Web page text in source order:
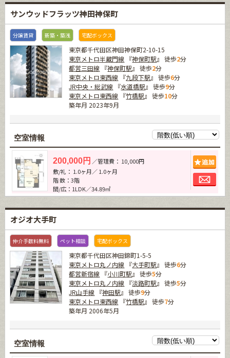
サンウッドフラッツ神田神保町
分譲賃貸 新築・築浅 宅配ボックス
東京都千代田区神田神保町2-10-15
東京メトロ半蔵門線 『神保町駅』 徒歩2分
都営三田線 『神保町駅』 徒歩2分
東京メトロ東西線 『九段下駅』 徒歩6分
JR中央・総武線 『水道橋駅』 徒歩9分
東京メトロ東西線 『竹橋駅』 徒歩10分
築年月 2023年9月
空室情報
200,000円 ／管理費： 10,000円
敷/礼： 1.0ヶ月／ 1.0ヶ月
階 数：3階
間/広：1LDK／34.89㎡
オジオ大手町
仲介手数料無料 ペット相談 宅配ボックス
東京都千代田区神田錦町1-5-5
東京メトロ丸ノ内線 『大手町駅』 徒歩6分
都営新宿線 『小川町駅』 徒歩5分
東京メトロ丸ノ内線 『淡路町駅』 徒歩5分
JR山手線 『神田駅』 徒歩9分
東京メトロ東西線 『竹橋駅』 徒歩7分
築年月 2006年5月
空室情報